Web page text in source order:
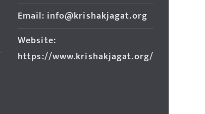
Email: info@krishakjagat.org
Website:
https://www.krishakjagat.org/